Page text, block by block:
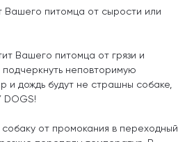
Вашего питомца от сырости или
Вашего питомца от грязи и
неповторимую
и дождь будут не страшны собаке,
DOGS!
от промокания в переходный